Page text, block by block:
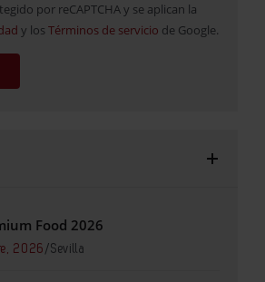
por reCAPTCHA y se aplican la
y los Términos de servicio de Google.
Food 2026
2026 /Sevilla